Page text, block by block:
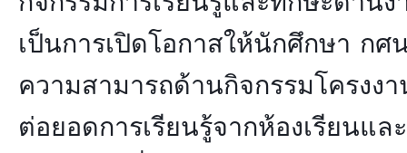
เป็นการเปิดโอกาสให้นักศึกษา ก
ความสามารถด้านกิจกรรมโครงง
ต่อยอดการเรียนรู้จากห้องเรียนแ